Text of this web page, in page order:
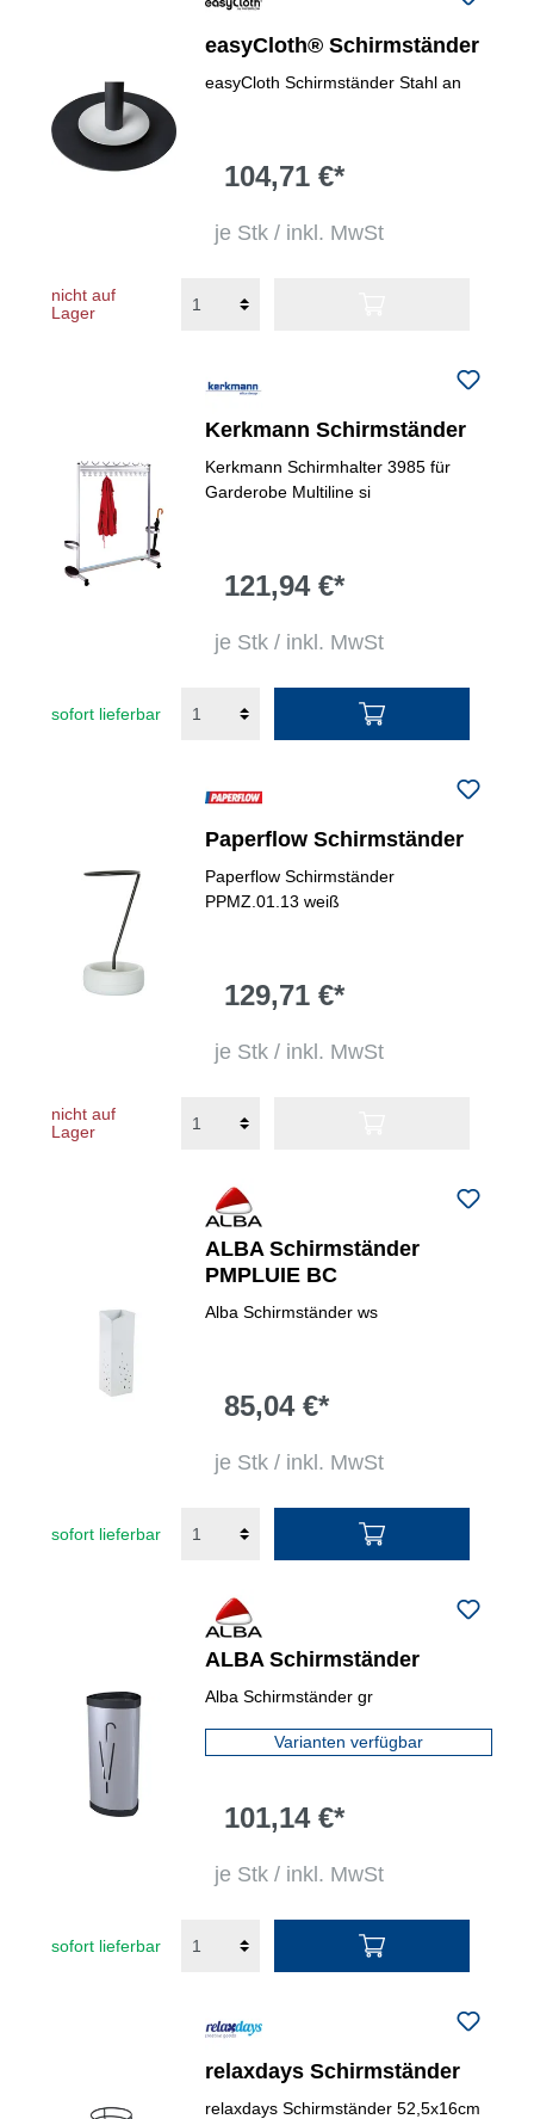
easyCloth® Schirmständer
easyCloth Schirmständer Stahl an
104,71 €*
je Stk / inkl. MwSt
nicht auf
Lager
Kerkmann Schirmständer
Kerkmann Schirmhalter 3985 für
Garderobe Multiline si
121,94 €*
je Stk / inkl. MwSt
sofort lieferbar
Paperflow Schirmständer
Paperflow Schirmständer
PPMZ.01.13 weiß
129,71 €*
je Stk / inkl. MwSt
nicht auf
Lager
ALBA Schirmständer
PMPLUIE BC
Alba Schirmständer ws
85,04 €*
je Stk / inkl. MwSt
sofort lieferbar
ALBA Schirmständer
Alba Schirmständer gr
Varianten verfügbar
101,14 €*
je Stk / inkl. MwSt
sofort lieferbar
relaxdays Schirmständer
relaxdays Schirmständer 52,5x16cm